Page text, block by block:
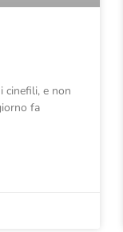
cinefili, e non
fa